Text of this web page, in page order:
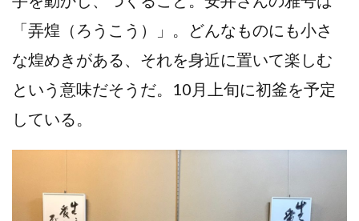
「弄煌（ろうこう）」。どんなものにも小さ
な煌めきがある、それを身近に置いて楽しむ
という意味だそうだ。10月上旬に初釜を予定
している。